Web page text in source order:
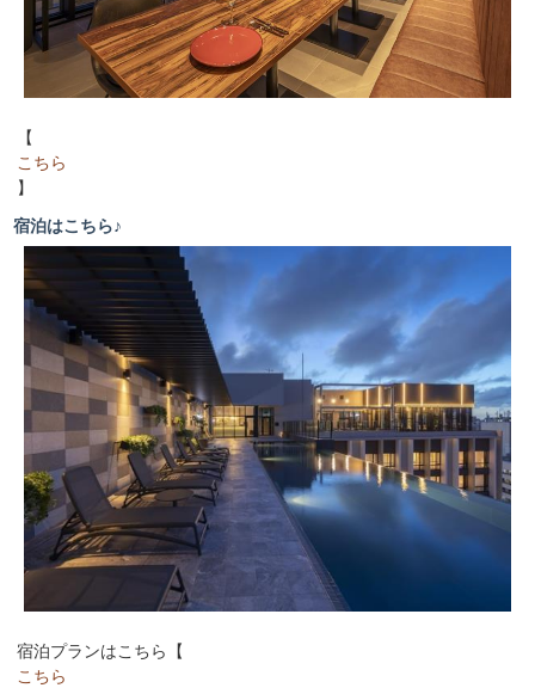
【デザート】
チョコレートケーキ
レアチーズとホワイトチョコのケーキ
ラズベリーココ
イチゴのミルクケーキ
はちみつレモンゼリー
ブドウゼリー
アイスクリーム各種
ドーナツ各種
パンケーキ
フルーツ各種
【その他】
ソフトドリンク各種
※仕入れ状況によりメニューの一部が変更となる場合がご
ざいます。
※火曜日は定休日となっております。
※火曜日が祝日の場合などは代替え店休日を設ける場合が
【
こちら
】
宿泊はこちら♪
宿泊プランはこちら【
こちら